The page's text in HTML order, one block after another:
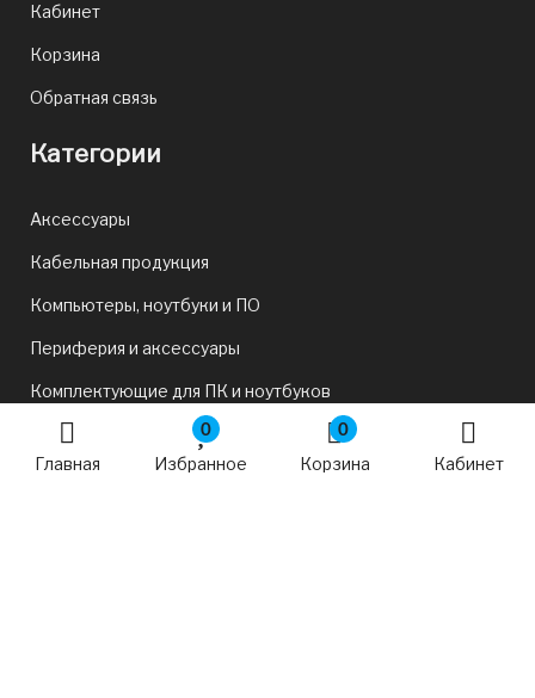
Главная
0
Избранное
0
Корзина Кабинет
Кабинет
Корзина
Обратная связь
Категории
Аксессуары
Кабельная продукция
Компьютеры, ноутбуки и ПО
Периферия и аксессуары
Комплектующие для ПК и ноутбуков
ТВ и Развлечения